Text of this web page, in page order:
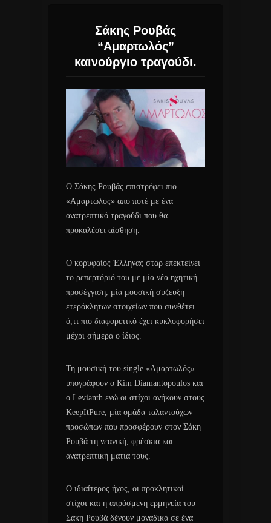
Σάκης Ρουβάς
“Αμαρτωλός”
καινούργιο τραγούδι.
Ο Σάκης Ρουβάς επιστρέφει πιο…
«Αμαρτωλός» από ποτέ με ένα
ανατρεπτικό τραγούδι που θα
προκαλέσει αίσθηση.
O κορυφαίος Έλληνας σταρ επεκτείνει
το ρεπερτόριό του με μία νέα ηχητική
προσέγγιση, μία μουσική σύζευξη
ετερόκλητων στοιχείων που συνθέτει
ό,τι πιο διαφορετικό έχει κυκλοφορήσει
μέχρι σήμερα ο ίδιος.
Τη μουσική του single «Αμαρτωλός»
υπογράφουν ο Kim Diamantopoulos και
ο Levianth ενώ οι στίχοι ανήκουν στους
KeepItPure, μία ομάδα ταλαντούχων
προσώπων που προσφέρουν στον Σάκη
Ρουβά τη νεανική, φρέσκια και
ανατρεπτική ματιά τους.
Ο ιδιαίτερος ήχος, οι προκλητικοί
στίχοι και η απρόσμενη ερμηνεία του
Σάκη Ρουβά δένουν μοναδικά σε ένα